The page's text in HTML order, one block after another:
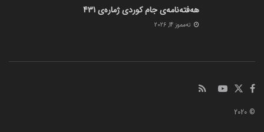
هەفتەنامەی جام کوردی ژمارەی 431
ته‌مموز 14, 2026
© 2020